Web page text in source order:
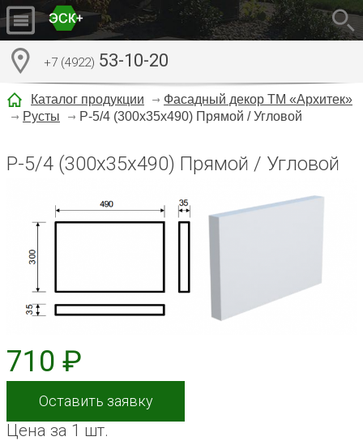
+7 (4922) 53-10-20
Каталог продукции
Фасадный декор ТМ «Архитек»
Русты
Р-5/4 (300х35х490) Прямой / Угловой
Р-5/4 (300х35х490) Прямой / Угловой
710 ₽
Оставить заявку
Цена за 1 шт.